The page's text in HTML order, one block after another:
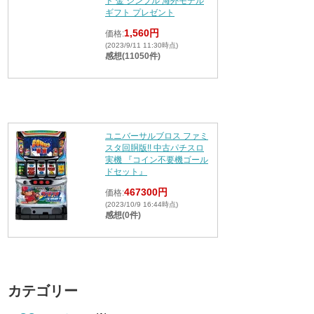
ギフト プレゼント
価格:1,560円
(2023/9/11 11:30時点)
感想(11050件)
ユニバーサルブロス ファミ
スタ回胴版!! 中古パチスロ
実機 『コイン不要機ゴール
ドセット』
価格:467300円
(2023/10/9 16:44時点)
感想(0件)
カテゴリー